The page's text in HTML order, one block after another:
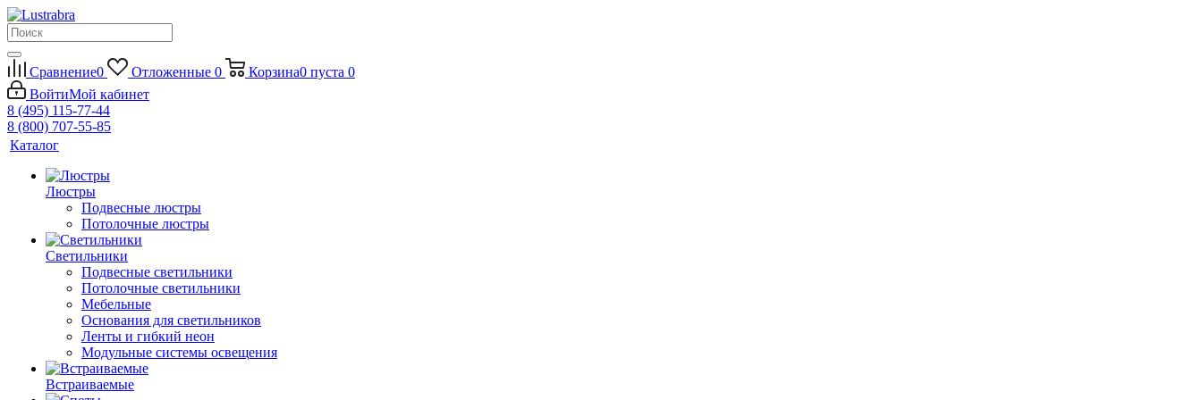
Сравнение0 Отложенные 0 Корзина0 пуста 0
ВойтиМой кабинет
8 (495) 115-77-44
8 (800) 707-55-85
Каталог
Люстры
Подвесные люстры
Потолочные люстры
Светильники
Подвесные светильники
Потолочные светильники
Мебельные
Основания для светильников
Ленты и гибкий неон
Модульные системы освещения
Встраиваемые